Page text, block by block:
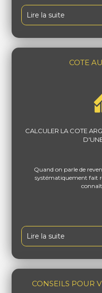
Lire la suite
COTE
CALCULER LA COTE
Quand on parle de
systématiquement fait
Lire la suite
CONSEILS POUR